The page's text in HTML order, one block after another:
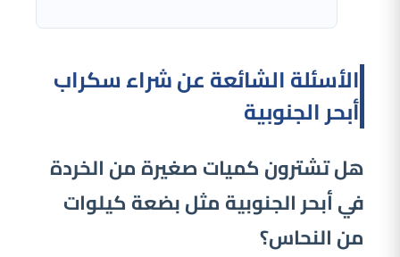
الأسئلة الشائعة عن شراء سكراب
أبحر الجنوبية
هل تشترون كميات صغيرة من الخردة
في أبحر الجنوبية مثل بضعة كيلوات
من النحاس؟